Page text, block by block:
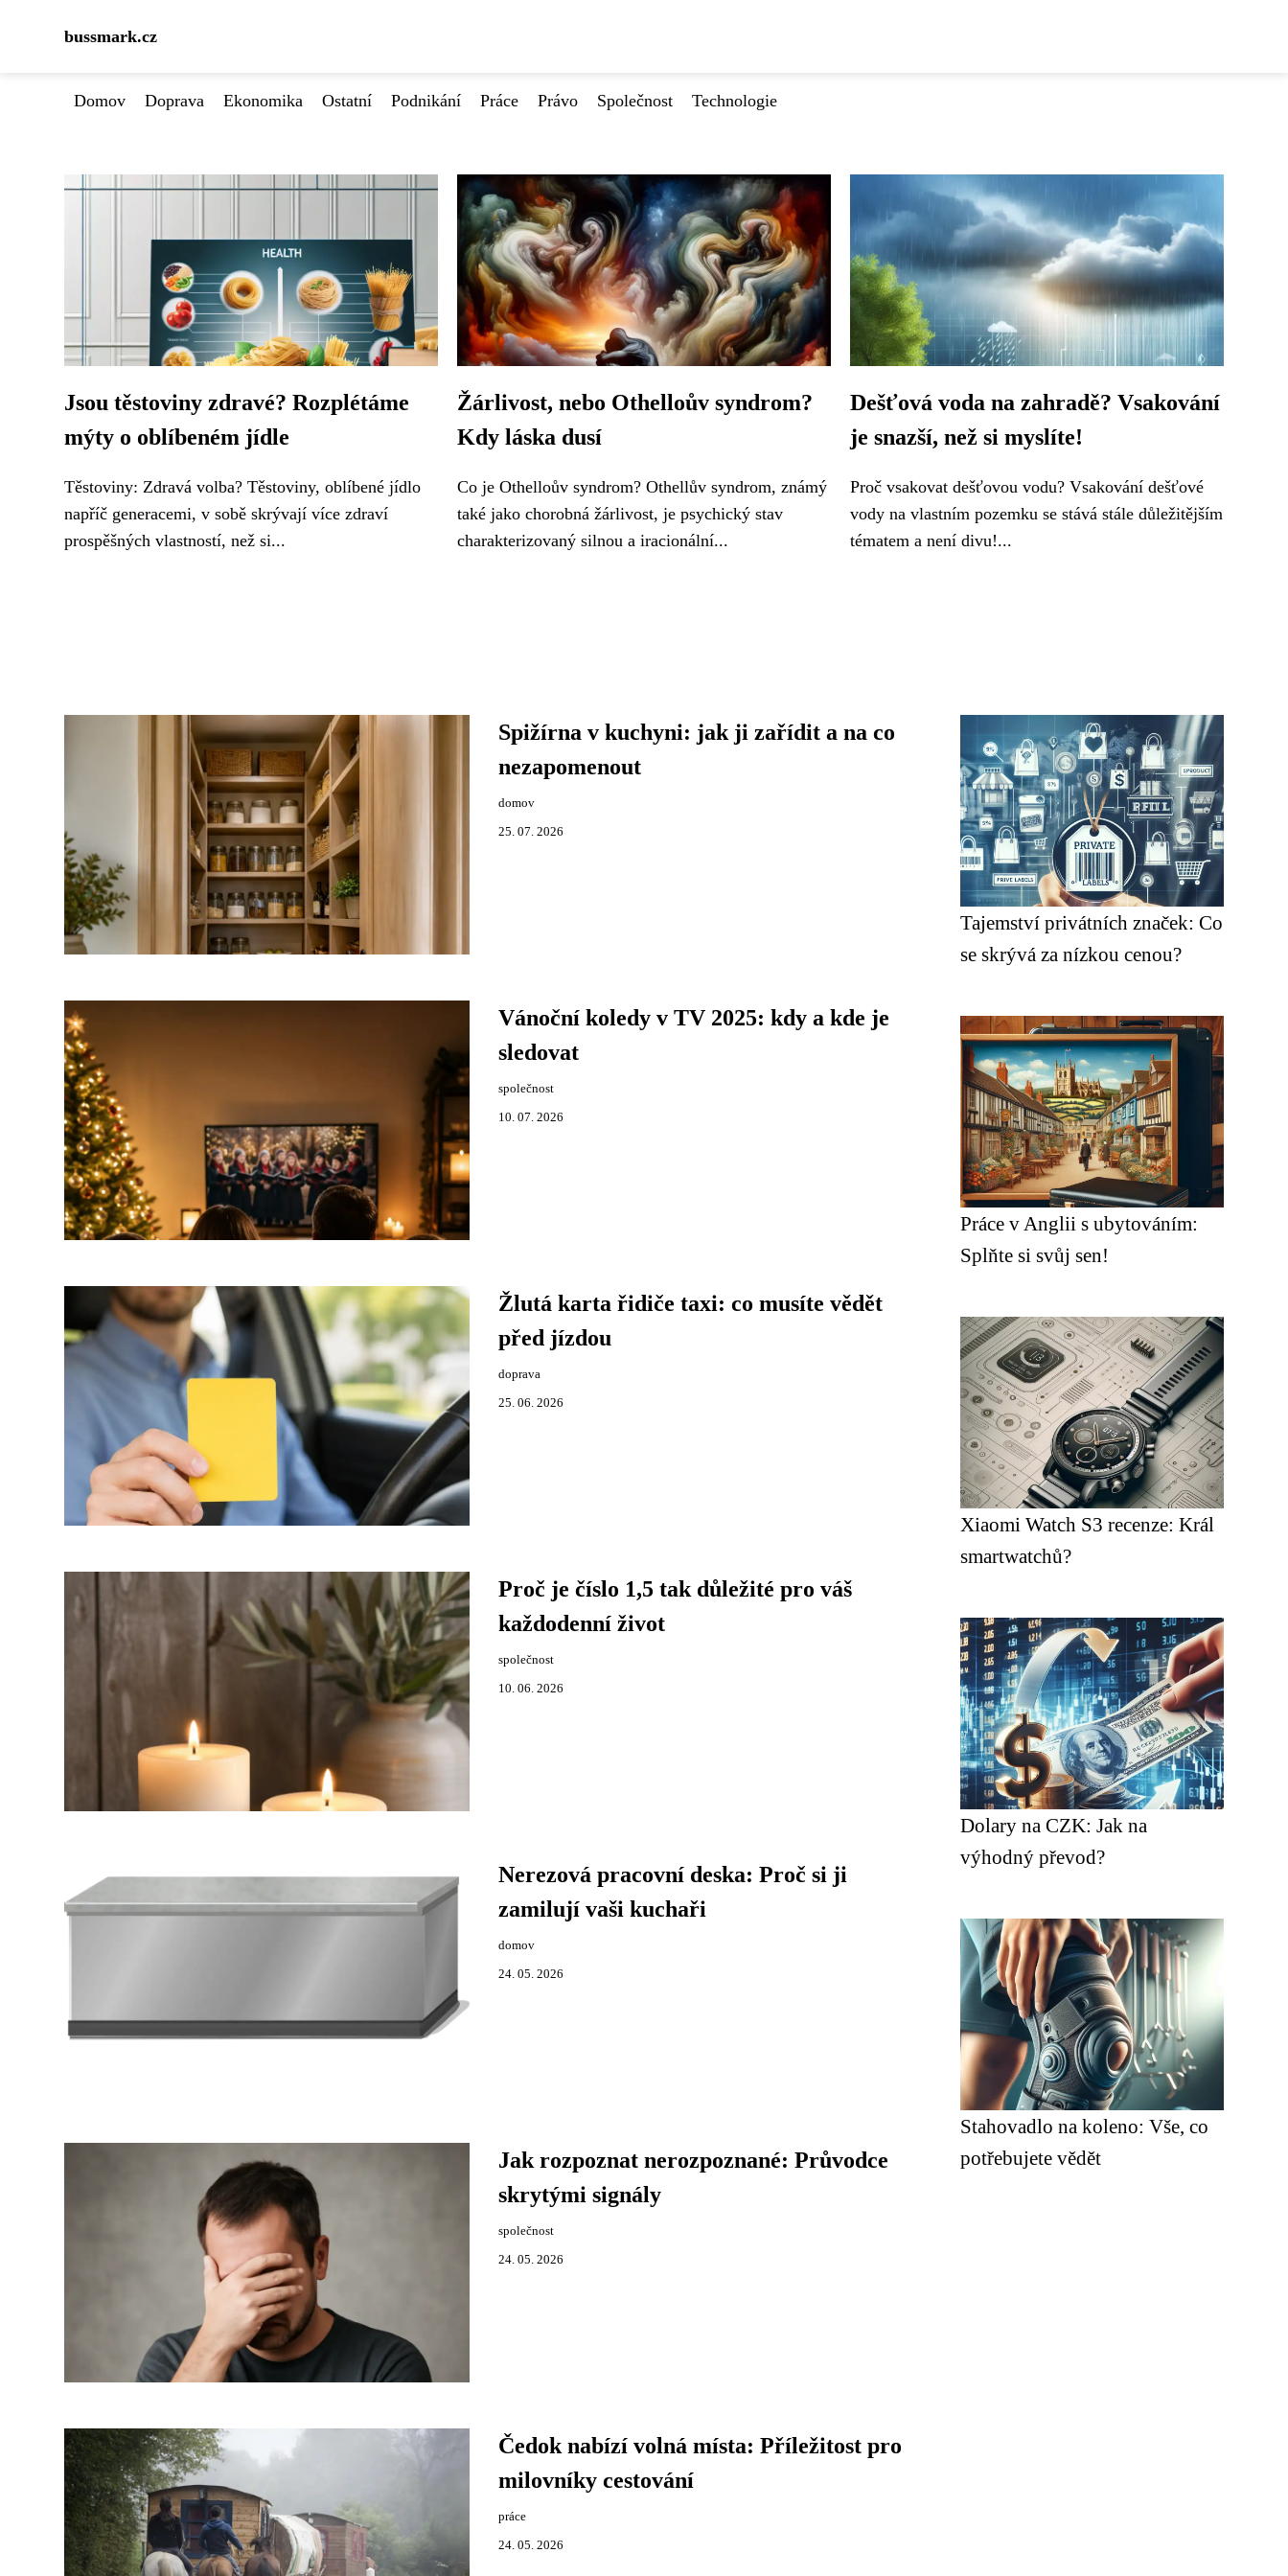
bussmark.cz
Domov Doprava Ekonomika Ostatní Podnikání Práce Právo Společnost Technologie
Jsou těstoviny zdravé? Rozplétáme
mýty o oblíbeném jídle
Těstoviny: Zdravá volba? Těstoviny, oblíbené jídlo
napříč generacemi, v sobě skrývají více zdraví
prospěšných vlastností, než si...
Žárlivost, nebo Othelloův syndrom?
Kdy láska dusí
Co je Othelloův syndrom? Othellův syndrom, známý
také jako chorobná žárlivost, je psychický stav
charakterizovaný silnou a iracionální...
Dešťová voda na zahradě? Vsakování
je snazší, než si myslíte!
Proč vsakovat dešťovou vodu? Vsakování dešťové
vody na vlastním pozemku se stává stále důležitějším
tématem a není divu!...
Spižírna v kuchyni: jak ji zařídit a na co
nezapomenout
domov
25. 07. 2026
Vánoční koledy v TV 2025: kdy a kde je
sledovat
společnost
10. 07. 2026
Žlutá karta řidiče taxi: co musíte vědět
před jízdou
doprava
25. 06. 2026
Proč je číslo 1,5 tak důležité pro váš
každodenní život
společnost
10. 06. 2026
Nerezová pracovní deska: Proč si ji
zamilují vaši kuchaři
domov
24. 05. 2026
Jak rozpoznat nerozpoznané: Průvodce
skrytými signály
společnost
24. 05. 2026
Čedok nabízí volná místa: Příležitost pro
milovníky cestování
práce
24. 05. 2026
Tajemství privátních značek: Co
se skrývá za nízkou cenou?
Práce v Anglii s ubytováním:
Splňte si svůj sen!
Xiaomi Watch S3 recenze: Král
smartwatchů?
Dolary na CZK: Jak na
výhodný převod?
Stahovadlo na koleno: Vše, co
potřebujete vědět